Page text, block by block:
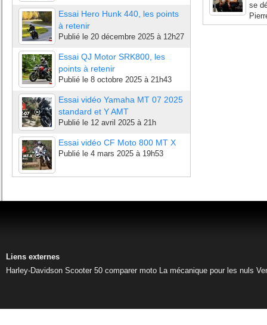
Essai Hero Hunk 440, les points
à retenir
Publié le 20 décembre 2025 à 12h27
Essai QJ Motor SRK800, les
points à retenir
Publié le 8 octobre 2025 à 21h43
Essai vidéo Yamaha MT 07 2025
standard et Y AMT
Publié le 12 avril 2025 à 21h
Essai vidéo CF Moto 800 MT X
Publié le 4 mars 2025 à 19h53
se
Liens externes
Harley-Davidson Scooter 50 comparer moto La mécanique pour les nuls